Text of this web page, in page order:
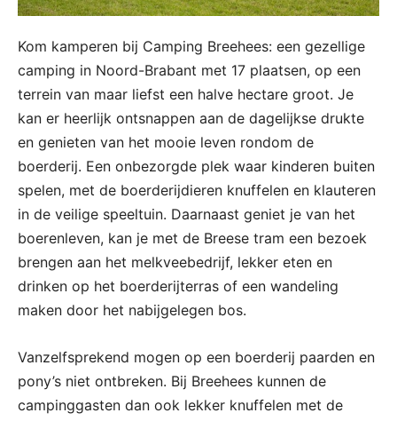
Kom kamperen bij Camping Breehees: een gezellige
camping in Noord-Brabant met 17 plaatsen, op een
terrein van maar liefst een halve hectare groot. Je
kan er heerlijk ontsnappen aan de dagelijkse drukte
en genieten van het mooie leven rondom de
boerderij. Een onbezorgde plek waar kinderen buiten
spelen, met de boerderijdieren knuffelen en klauteren
in de veilige speeltuin. Daarnaast geniet je van het
boerenleven, kan je met de Breese tram een bezoek
brengen aan het melkveebedrijf, lekker eten en
drinken op het boerderijterras of een wandeling
maken door het nabijgelegen bos.
Vanzelfsprekend mogen op een boerderij paarden en
pony’s niet ontbreken. Bij Breehees kunnen de
campinggasten dan ook lekker knuffelen met de